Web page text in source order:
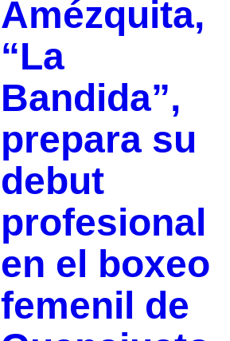
Amézquita,
“La
Bandida”,
prepara su
debut
profesional
en el boxeo
femenil de